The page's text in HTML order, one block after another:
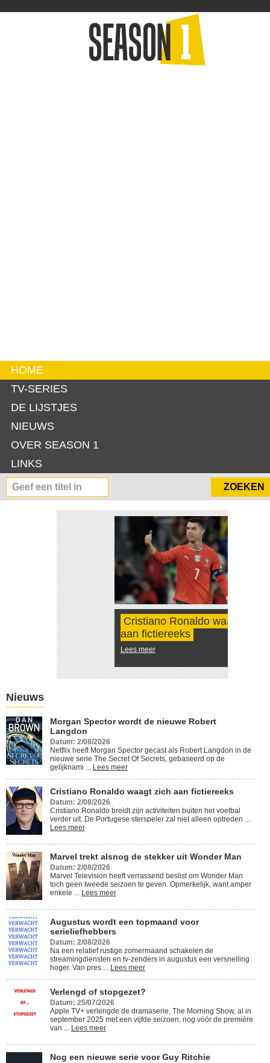
HOME
TV-SERIES
DE LIJSTJES
NIEUWS
OVER SEASON 1
LINKS
Cristiano Ronaldo waagt zich
aan fictiereeks
Lees meer
Nieuws
Morgan Spector wordt de nieuwe Robert
Langdon
Datum: 2/08/2026
Netflix heeft Morgan Spector gecast als Robert Langdon in de
nieuwe serie The Secret Of Secrets, gebaseerd op de
gelijknami ... Lees meer
Cristiano Ronaldo waagt zich aan fictiereeks
Datum: 2/08/2026
Cristiano Ronaldo breidt zijn activiteiten buiten het voetbal
verder uit. De Portugese sterspeler zal niet alleen optreden ...
Lees meer
Marvel trekt alsnog de stekker uit Wonder Man
Datum: 2/08/2026
Marvel Television heeft verrassend beslist om Wonder Man
toch geen tweede seizoen te geven. Opmerkelijk, want amper
enkele ... Lees meer
Augustus wordt een topmaand voor
serieliefhebbers
Datum: 2/08/2026
Na een relatief rustige zomermaand schakelen de
streamingdiensten en tv-zenders in augustus een versnelling
hoger. Van pres ... Lees meer
Verlengd of stopgezet?
Datum: 25/07/2026
Apple TV+ verlengde de dramaserie, The Morning Show, al in
september 2025 met een vijfde seizoen, nog vóór de première
van ... Lees meer
Nog een nieuwe serie voor Guy Ritchie